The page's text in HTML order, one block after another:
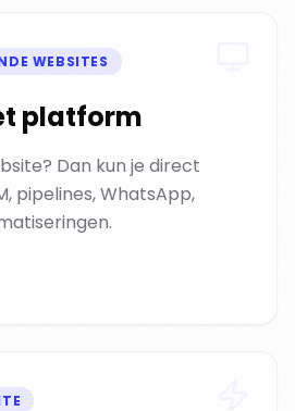
WEBSITES
platform
Dan kun je direct
pipelines, WhatsApp,